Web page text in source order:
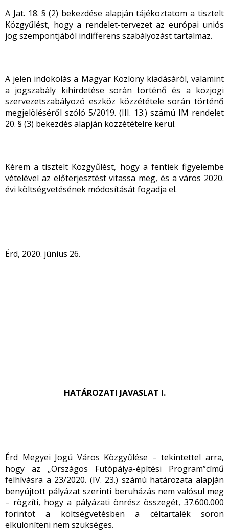
A Jat. 18. § (2) bekezdése alapján tájékoztatom a tisztelt
Közgyűlést, hogy a rendelet-tervezet az európai uniós
jog szempontjából indifferens szabályozást tartalmaz.
A jelen indokolás a Magyar Közlöny kiadásáról, valamint
a jogszabály kihirdetése során történő és a közjogi
szervezetszabályozó eszköz közzététele során történő
megjelöléséről szóló 5/2019. (III. 13.) számú IM rendelet
20. § (3) bekezdés alapján közzétételre kerül.
Kérem a tisztelt Közgyűlést, hogy a fentiek figyelembe
vételével az előterjesztést vitassa meg, és a város 2020.
évi költségvetésének módosítását fogadja el.
Érd, 2020. június 26.
HATÁROZATI JAVASLAT I.
Érd Megyei Jogú Város Közgyűlése – tekintettel arra,
hogy az „Országos Futópálya-építési Program”című
felhívásra a 23/2020. (IV. 23.) számú határozata alapján
benyújtott pályázat szerinti beruházás nem valósul meg
– rögzíti, hogy a pályázati önrész összegét, 37.600.000
forintot a költségvetésben a céltartalék soron
elkülöníteni nem szükséges.